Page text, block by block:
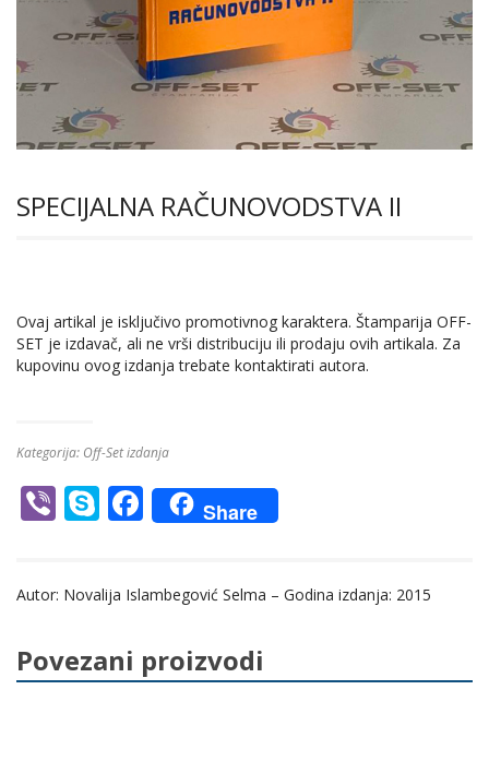
SPECIJALNA RAČUNOVODSTVA II
Ovaj artikal je isključivo promotivnog karaktera. Štamparija OFF-
SET je izdavač, ali ne vrši distribuciju ili prodaju ovih artikala. Za
kupovinu ovog izdanja trebate kontaktirati autora.
Kategorija: Off-Set izdanja
Vi S
p
F
ac
b
o
Share
Autor: Novalija Islambegović Selma – Godina izdanja: 2015
Povezani proizvodi